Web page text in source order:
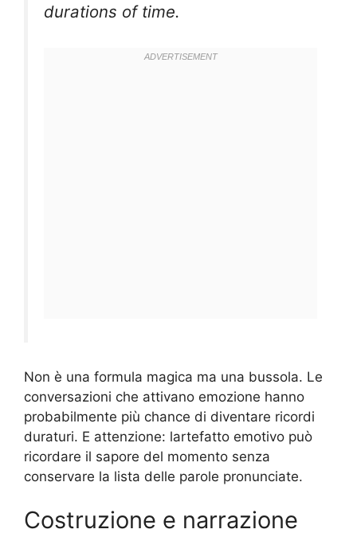
durations of time.
Non è una formula magica ma una bussola. Le
conversazioni che attivano emozione hanno
probabilmente più chance di diventare ricordi
duraturi. E attenzione: lartefatto emotivo può
ricordare il sapore del momento senza
conservare la lista delle parole pronunciate.
Costruzione e narrazione